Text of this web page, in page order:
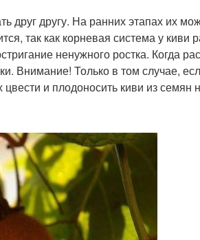
друг другу. На ранних этапах их
так как корневая система у киви
ненужного ростка. Когда
Внимание! Только в том случае,
и плодоносить киви из семян